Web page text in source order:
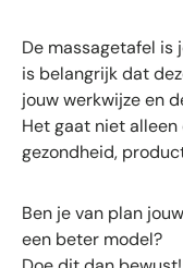
De massagetafel is
is belangrijk dat
jouw werkwijze en
Het gaat niet
gezondheid,
Ben je van plan
een beter model?